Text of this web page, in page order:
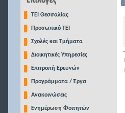
TEI Θεσσαλίας
Προσωπικό ΤΕΙ
Σχολές και Τμήματα
Διοικητικές Υπηρεσίες
Επιτροπή Ερευνών
Προγράμματα / Έργα
Ανακοινώσεις
Ενημέρωση Φοιτητών